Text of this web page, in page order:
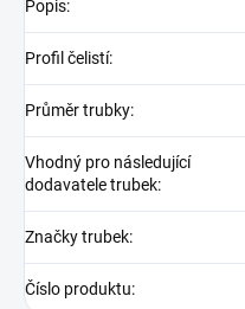
Popis:
Profil čelistí:
Průměr trubky:
Vhodný pro následující
dodavatele trubek:
Značky trubek:
Číslo produktu: